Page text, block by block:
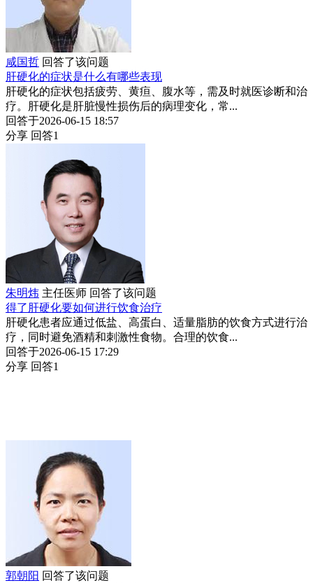
咸国哲 回答了该问题
肝硬化的症状是什么有哪些表现
肝硬化的症状包括疲劳、黄疸、腹水等，需及时就医诊断和治
疗。肝硬化是肝脏慢性损伤后的病理变化，常...
回答于2026-06-15 18:57
分享 回答1
朱明炜 主任医师 回答了该问题
得了肝硬化要如何进行饮食治疗
肝硬化患者应通过低盐、高蛋白、适量脂肪的饮食方式进行治
疗，同时避免酒精和刺激性食物。合理的饮食...
回答于2026-06-15 17:29
分享 回答1
郭朝阳 回答了该问题